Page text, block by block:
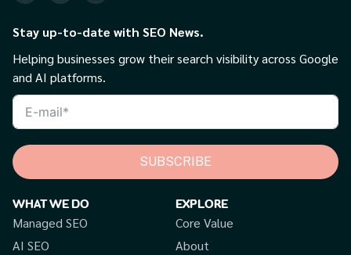
Stay up-to-date with SEO News.
Helping businesses grow their search visibility across Google
and AI platforms.
SUBSCRIBE
WHAT WE DO
Managed SEO
AI SEO
EXPLORE
Core Value
About